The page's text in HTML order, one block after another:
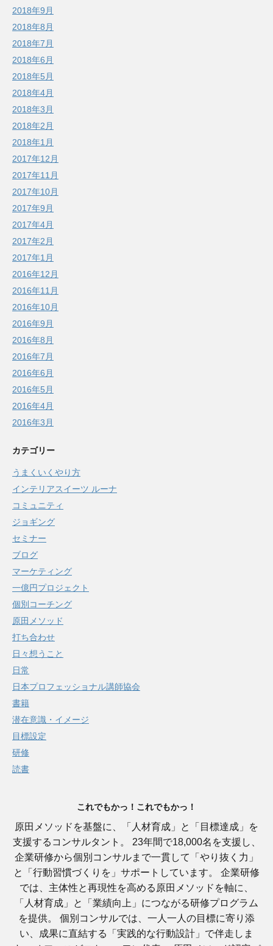
2018年9月
2018年8月
2018年7月
2018年6月
2018年5月
2018年4月
2018年3月
2018年2月
2018年1月
2017年12月
2017年11月
2017年10月
2017年9月
2017年4月
2017年2月
2017年1月
2016年12月
2016年11月
2016年10月
2016年9月
2016年8月
2016年7月
2016年6月
2016年5月
2016年4月
2016年3月
カテゴリー
うまくいくやり方
インテリアスイーツ ルーナ
コミュニティ
ジョギング
セミナー
ブログ
マーケティング
一億円プロジェクト
個別コーチング
原田メソッド
打ち合わせ
日々想うこと
日常
日本プロフェッショナル講師協会
書籍
潜在意識・イメージ
目標設定
研修
読書
これでもかっ！これでもかっ！
原田メソッドを基盤に、「人材育成」と「目標達成」を
支援するコンサルタント。 23年間で18,000名を支援し、
企業研修から個別コンサルまで一貫して「やり抜く力」
と「行動習慣づくりを」サポートしています。 企業研修
では、主体性と再現性を高める原田メソッドを軸に、
「人材育成」と「業績向上」につながる研修プログラム
を提供。 個別コンサルでは、一人一人の目標に寄り添
い、成果に直結する「実践的な行動設計」で伴走しま